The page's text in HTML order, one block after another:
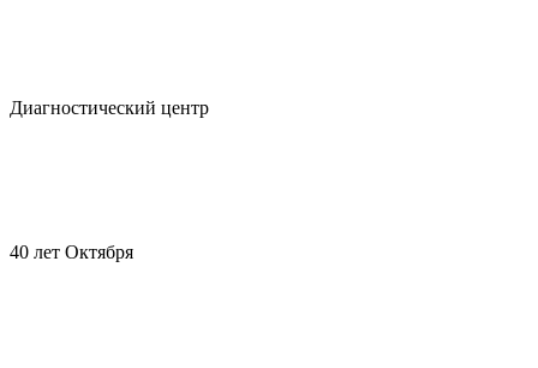
Диагностический центр
40 лет Октября